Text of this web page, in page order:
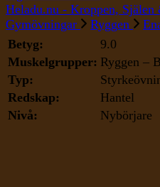
Enarms
Hantel
Rodd
Heladu.nu - Kroppen, Själen
Gymövningar
Ryggen
Betyg:
9.0
Muskelgrupper: Ryggen –
Typ:
Redskap:
Hantel
Nivå:
Nybörjare